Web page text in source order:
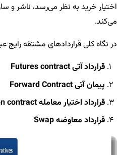
اختیار خرید به نظر می‌رسد، ناشر و
می‌کند.
در نگاه کلی قراردادهای مشتقه رایج
قرارداد آتی Futures contract
پیمان آتی Forward Contract
قرارداد اختیار معامله Option contract
قرارداد معاوضه Swap